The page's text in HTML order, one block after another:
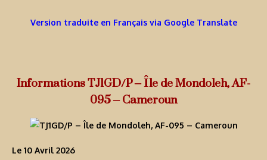
Version traduite en Français via Google Translate
Informations TJ1GD/P – Île de Mondoleh, AF-
095 – Cameroun
Le 10 Avril 2026